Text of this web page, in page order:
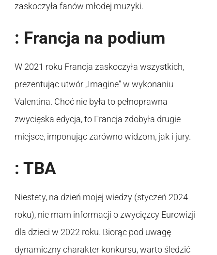
zaskoczyła fanów młodej muzyki.
: Francja na podium
W 2021 roku Francja zaskoczyła wszystkich,
prezentując utwór „Imagine” w wykonaniu
Valentina. Choć nie była to pełnoprawna
zwycięska edycja, to Francja zdobyła drugie
miejsce, imponując zarówno widzom, jak i jury.
: TBA
Niestety, na dzień mojej wiedzy (styczeń 2024
roku), nie mam informacji o zwycięzcy Eurowizji
dla dzieci w 2022 roku. Biorąc pod uwagę
dynamiczny charakter konkursu, warto śledzić